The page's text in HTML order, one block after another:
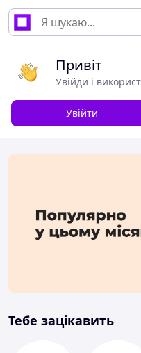
Привіт
Увійди і
Увійти
Тебе зацікавить